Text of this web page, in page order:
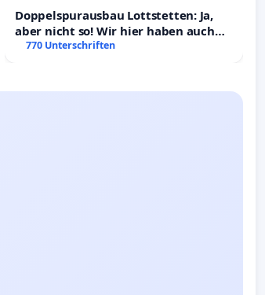
Doppelspurausbau Lottstetten: Ja,
aber nicht so! Wir hier haben auch
Rechte!
770 Unterschriften